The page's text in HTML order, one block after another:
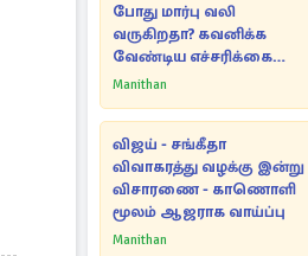
போது மார்பு வலி
வருகிறதா? கவனிக்க
வேண்டிய எச்சரிக்கை
அறிகுறிகள்
Manithan
விஜய் - சங்கீதா
விவாகரத்து வழக்கு இன்று
விசாரணை - காணொளி
மூலம் ஆஜராக வாய்ப்பு
Manithan